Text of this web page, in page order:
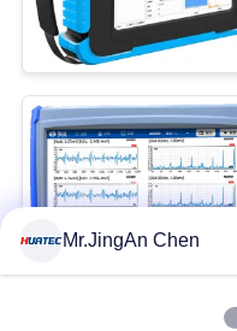
Mr.JingAn Chen